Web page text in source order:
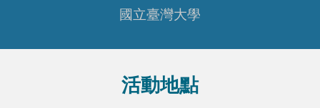
國立臺灣大學
活動地點